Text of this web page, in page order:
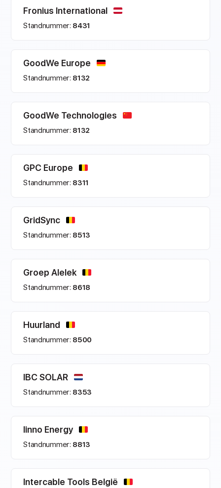
Fronius International
Standnummer: 8431
GoodWe Europe
Standnummer: 8132
GoodWe Technologies
Standnummer: 8132
GPC Europe
Standnummer: 8311
GridSync
Standnummer: 8513
Groep Alelek
Standnummer: 8618
Huurland
Standnummer: 8500
IBC SOLAR
Standnummer: 8353
Iinno Energy
Standnummer: 8813
Intercable Tools België